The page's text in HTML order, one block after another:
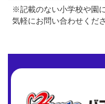
※記載のない小学校や園
気軽にお問い合わせくださ